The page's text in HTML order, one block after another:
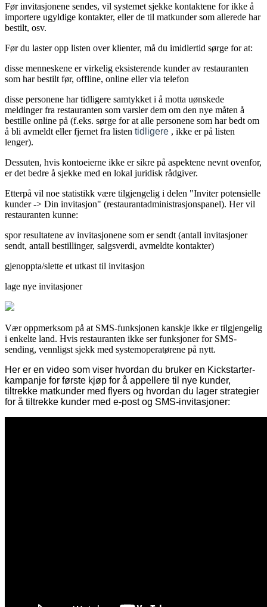
Før invitasjonene sendes, vil systemet sjekke kontaktene for ikke å
importere ugyldige kontakter, eller de til matkunder som allerede har
bestilt, osv.
Før du laster opp listen over klienter, må du imidlertid sørge for at:
disse menneskene er virkelig eksisterende kunder av restauranten
som har bestilt før, offline, online eller via telefon
disse personene har tidligere samtykket i å motta uønskede
meldinger fra restauranten som varsler dem om den nye måten å
bestille online på (f.eks. sørge for at alle personene som har bedt om
å bli avmeldt eller fjernet fra listen tidligere , ikke er på listen
lenger).
Dessuten, hvis kontoeierne ikke er sikre på aspektene nevnt ovenfor,
er det bedre å sjekke med en lokal juridisk rådgiver.
Etterpå vil noe statistikk være tilgjengelig i delen "Inviter potensielle
kunder -> Din invitasjon" (restaurantadministrasjonspanel). Her vil
restauranten kunne:
spor resultatene av invitasjonene som er sendt (antall invitasjoner
sendt, antall bestillinger, salgsverdi, avmeldte kontakter)
gjenoppta/slette et utkast til invitasjon
lage nye invitasjoner
Vær oppmerksom på at SMS-funksjonen kanskje ikke er tilgjengelig
i enkelte land. Hvis restauranten ikke ser funksjoner for SMS-
sending, vennligst sjekk med systemoperatørene på nytt.
Her er en video som viser hvordan du bruker en Kickstarter-
kampanje for første kjøp for å appellere til nye kunder,
tiltrekke matkunder med flyers og hvordan du lager strategier
for å tiltrekke kunder med e-post og SMS-invitasjoner: